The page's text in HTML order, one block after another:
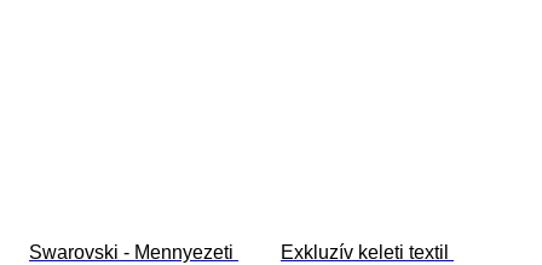
Swarovski - Mennyezeti
Exkluzív keleti textil